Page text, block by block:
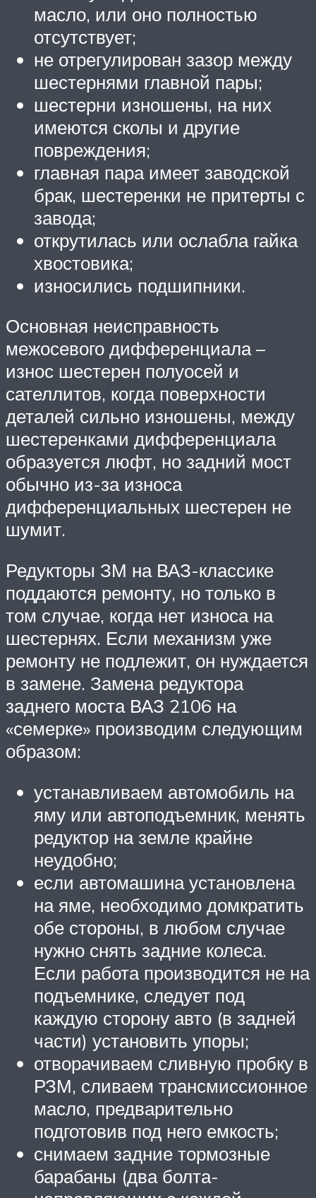
масло, или оно полностью
отсутствует;
не отрегулирован зазор между
шестернями главной пары;
шестерни изношены, на них
имеются сколы и другие
повреждения;
главная пара имеет заводской
брак, шестеренки не притерты с
завода;
открутилась или ослабла гайка
хвостовика;
износились подшипники.
Основная неисправность
межосевого дифференциала –
износ шестерен полуосей и
сателлитов, когда поверхности
деталей сильно изношены, между
шестеренками дифференциала
образуется люфт, но задний мост
обычно из-за износа
дифференциальных шестерен не
шумит.
Редукторы ЗМ на ВАЗ-классике
поддаются ремонту, но только в
том случае, когда нет износа на
шестернях. Если механизм уже
ремонту не подлежит, он нуждается
в замене. Замена редуктора
заднего моста ВАЗ 2106 на
«семерке» производим следующим
образом:
устанавливаем автомобиль на
яму или автоподъемник, менять
редуктор на земле крайне
неудобно;
если автомашина установлена
на яме, необходимо домкратить
обе стороны, в любом случае
нужно снять задние колеса.
Если работа производится не на
подъемнике, следует под
каждую сторону авто (в задней
части) установить упоры;
отворачиваем сливную пробку в
РЗМ, сливаем трансмиссионное
масло, предварительно
подготовив под него емкость;
снимаем задние тормозные
барабаны (два болта-